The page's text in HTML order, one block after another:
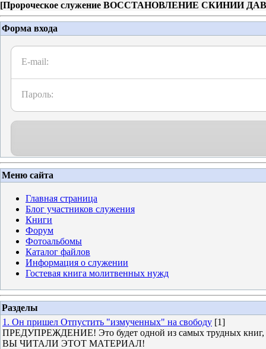
[Пророческое служение ВОССТАНОВЛЕНИЕ СКИНИИ
Форма входа
E-mail:
Пароль:
Меню сайта
Главная страница
Блог участников служения
Книги
Форум
Фотоальбомы
Каталог файлов
Информация о служении
Гостевая книга молитвенных нужд
Разделы
1. Он пришел Отпустить "измученных" на свободу [1]
ПРЕДУПРЕЖДЕНИЕ! Это будет одной из самых трудных
ВЫ ЧИТАЛИ ЭТОТ МАТЕРИАЛ!